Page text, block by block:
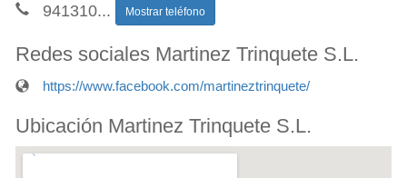
941310... Mostrar teléfono
Redes sociales Martinez Trinquete S.L.
https://www.facebook.com/martineztrinquete/
Ubicación Martinez Trinquete S.L.